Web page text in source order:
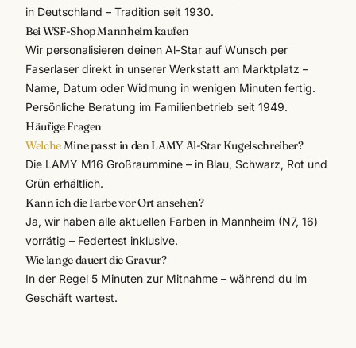
in Deutschland – Tradition seit 1930.
Bei WSF-Shop Mannheim kaufen
Wir personalisieren deinen Al-Star auf Wunsch per
Faserlaser direkt in unserer Werkstatt am Marktplatz –
Name, Datum oder Widmung in wenigen Minuten fertig.
Persönliche Beratung im Familienbetrieb seit 1949.
Häufige Fragen
WelcheMine passt in den LAMY Al-Star Kugelschreiber?
Die LAMY M16 Großraummine – in Blau, Schwarz, Rot und
Grün erhältlich.
Kann ich die Farbe vor Ort ansehen?
Ja, wir haben alle aktuellen Farben in Mannheim (N7, 16)
vorrätig – Federtest inklusive.
Wie lange dauert die Gravur?
In der Regel 5 Minuten zur Mitnahme – während du im
Geschäft wartest.